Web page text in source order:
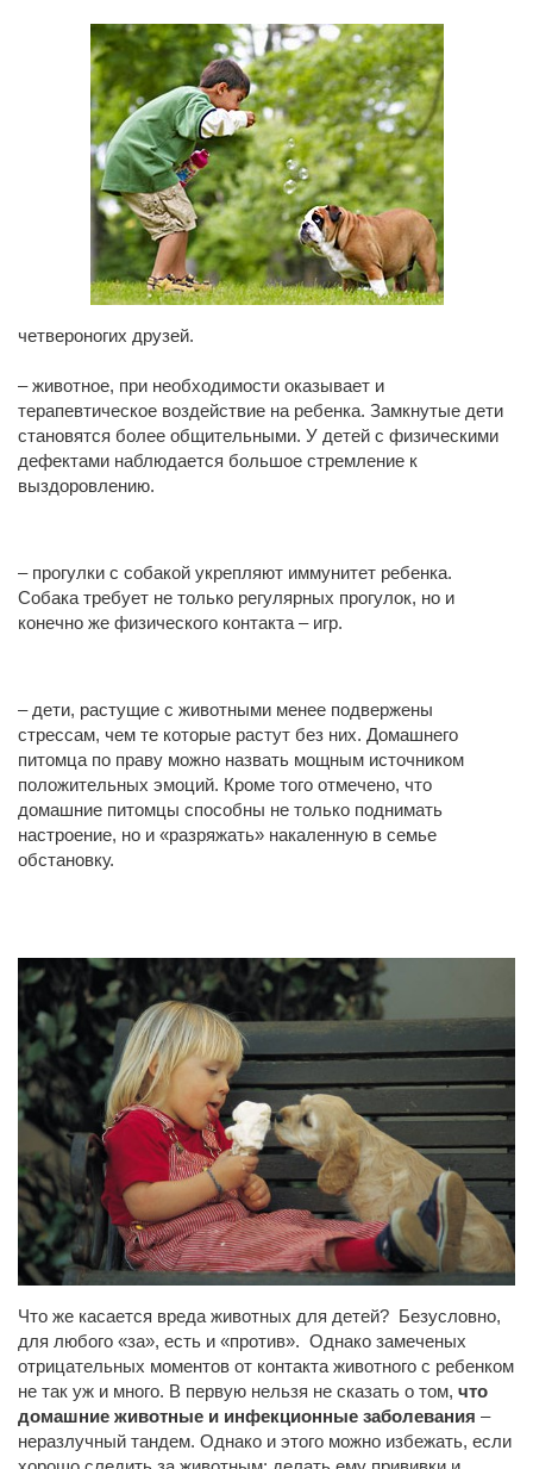
четвероногих друзей.
– животное, при необходимости оказывает и
терапевтическое воздействие на ребенка. Замкнутые дети
становятся более общительными. У детей с физическими
дефектами наблюдается большое стремление к
выздоровлению.
– прогулки с собакой укрепляют иммунитет ребенка.
Собака требует не только регулярных прогулок, но и
конечно же физического контакта – игр.
– дети, растущие с животными менее подвержены
стрессам, чем те которые растут без них. Домашнего
питомца по праву можно назвать мощным источником
положительных эмоций. Кроме того отмечено, что
домашние питомцы способны не только поднимать
настроение, но и «разряжать» накаленную в семье
обстановку.
Что же касается вреда животных для детей? Безусловно,
для любого «за», есть и «против». Однако замеченых
отрицательных моментов от контакта животного с ребенком
не так уж и много. В первую нельзя не сказать о том, что
домашние животные и инфекционные заболевания –
неразлучный тандем. Однако и этого можно избежать, если